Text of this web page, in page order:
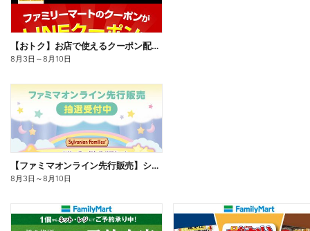
【おトク】お店で使えるクーポン配信中
8月3日 ～8月10日
【ファミマオンライン先行販売】シルバニアファミリー
8月3日 ～8月10日